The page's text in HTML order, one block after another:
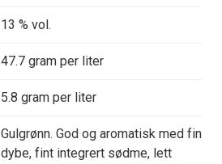
13 % vol.
47.7 gram per liter
5.8 gram per liter
Gulgrønn. God og aromatisk med fin
dybe, fint integrert sødme, lett